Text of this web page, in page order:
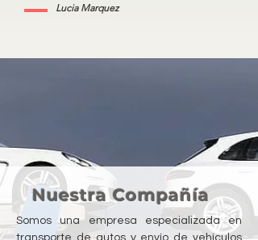
Lucia Marquez
Nuestra Compañía
Somos una empresa especializada en
transporte de autos y envío de vehículos